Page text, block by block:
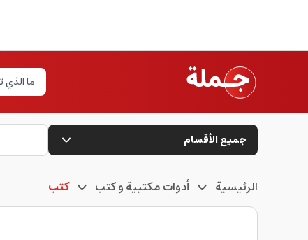
جميع الأقسام
الرئيسية أدوات مكتبية و كتب كتب